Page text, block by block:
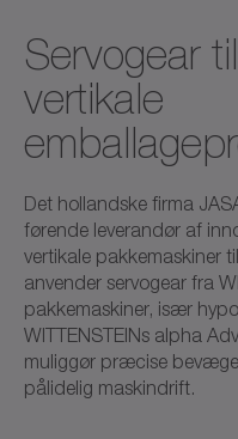
Servogear
vertikale
Det hollandske firma
førende leverandør af
vertikale pakkemaskiner
anvender servogear fra
pakkemaskiner, især
WITTENSTEINs alpha
muliggør præcise
pålidelig maskindrift.